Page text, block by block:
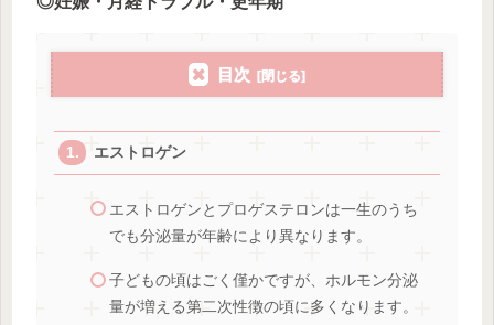
目次
エストロゲン
エストロゲンとプロゲステロンは一生のうち
でも分泌量が年齢により異なります。
子どもの頃はごく僅かですが、ホルモン分泌
量が増える第二次性徴の頃に多くなります。